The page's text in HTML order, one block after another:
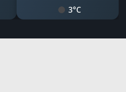
3°C